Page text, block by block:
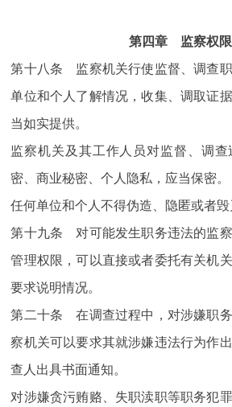
第四章 监察权限
第十八条 监察机关行使监督、调查
单位和个人了解情况，收集、调取证
当如实提供。
监察机关及其工作人员对监督、调
密、商业秘密、个人隐私，应当保密。
任何单位和个人不得伪造、隐匿或者毁
第十九条 对可能发生职务违法的监
管理权限，可以直接或者委托有关机
要求说明情况。
第二十条 在调查过程中，对涉嫌职
察机关可以要求其就涉嫌违法行为作
查人出具书面通知。
对涉嫌贪污贿赂、失职渎职等职务犯